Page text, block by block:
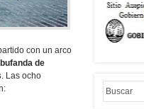
con un arco
de
. Las ocho